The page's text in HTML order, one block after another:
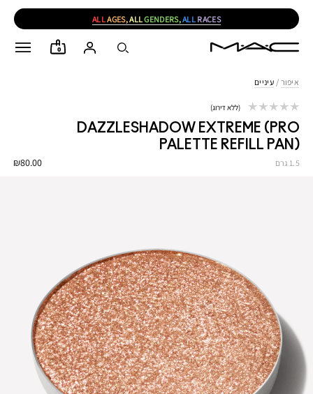
ALLAGES,ALLGENDERS,ALL RACES
0
איפור / עיניים
DAZZLESHADOW EXTREME (PRO
PALETTE REFILL PAN)
₪80.00 1.5 גרם
ללא דירוג